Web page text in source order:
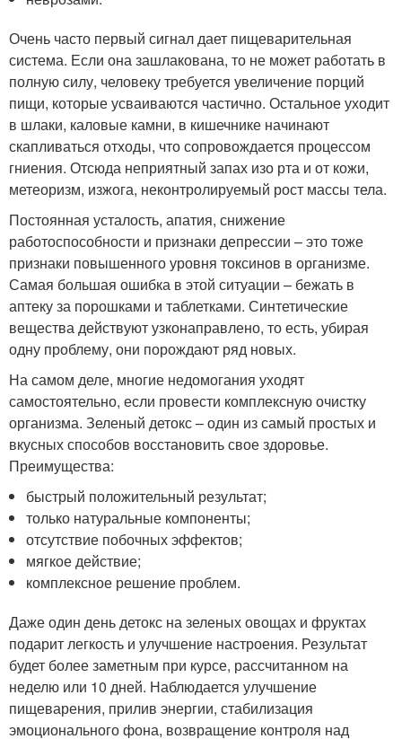
Очень часто первый сигнал дает пищеварительная
система. Если она зашлакована, то не может работать в
полную силу, человеку требуется увеличение порций
пищи, которые усваиваются частично. Остальное уходит
в шлаки, каловые камни, в кишечнике начинают
скапливаться отходы, что сопровождается процессом
гниения. Отсюда неприятный запах изо рта и от кожи,
метеоризм, изжога, неконтролируемый рост массы тела.
Постоянная усталость, апатия, снижение
работоспособности и признаки депрессии – это тоже
признаки повышенного уровня токсинов в организме.
Самая большая ошибка в этой ситуации – бежать в
аптеку за порошками и таблетками. Синтетические
вещества действуют узконаправлено, то есть, убирая
одну проблему, они порождают ряд новых.
На самом деле, многие недомогания уходят
самостоятельно, если провести комплексную очистку
организма. Зеленый детокс – один из самый простых и
вкусных способов восстановить свое здоровье.
Преимущества:
быстрый положительный результат;
только натуральные компоненты;
отсутствие побочных эффектов;
мягкое действие;
комплексное решение проблем.
Даже один день детокс на зеленых овощах и фруктах
подарит легкость и улучшение настроения. Результат
будет более заметным при курсе, рассчитанном на
неделю или 10 дней. Наблюдается улучшение
пищеварения, прилив энергии, стабилизация
эмоционального фона, возвращение контроля над